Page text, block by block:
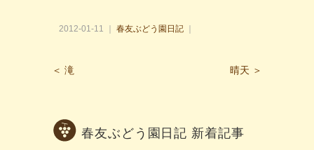
2012-01-11 ｜ 春友ぶどう園日記 ｜
＜ 滝 晴天 ＞
春友ぶどう園日記 新着記事